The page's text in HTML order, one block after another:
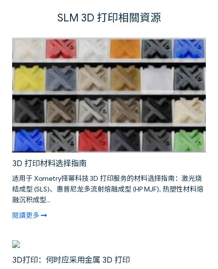
SLM 3D 打印相關資源
3D 打印材料选择指南
适用于 Xometry择幂科技 3D 打印服务的材料选择指南：激光烧
结成型 (SLS)、惠普尼龙多流射熔融成型 (HP MJF), 热塑性材料熔
融沉积成型...
閱讀更多
3D打印：何时应采用金属 3D 打印